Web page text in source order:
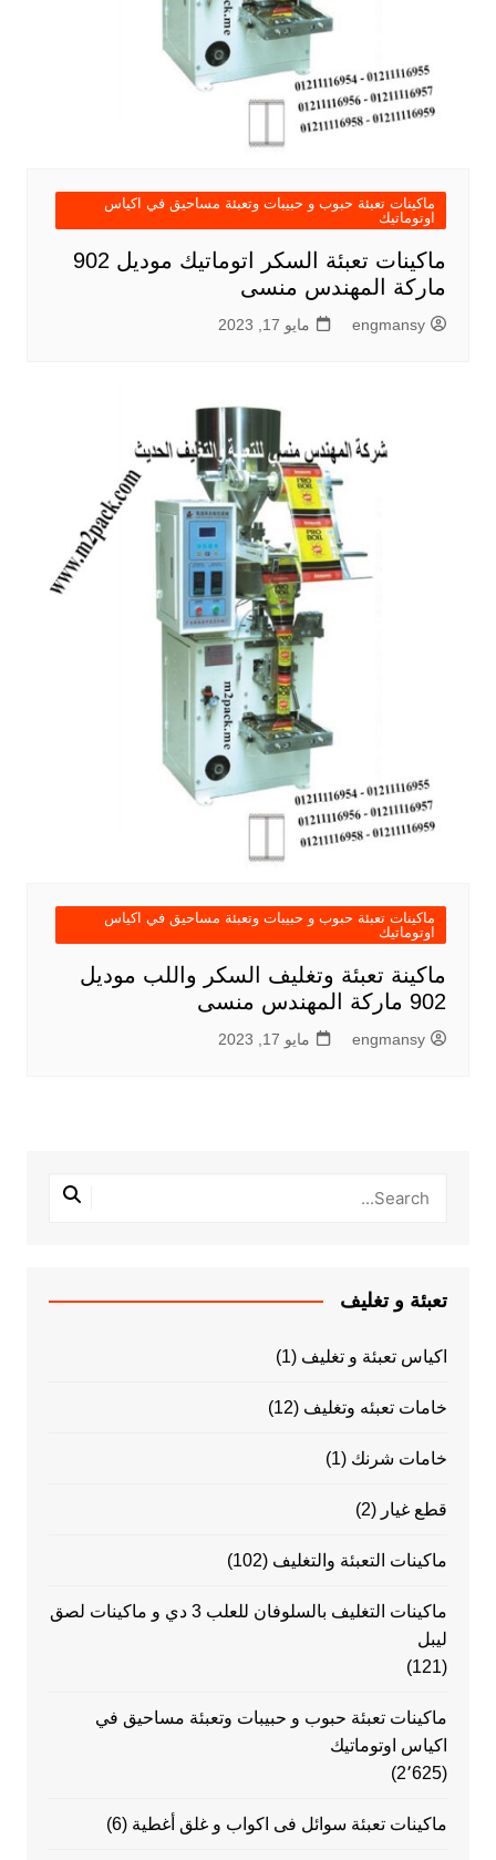
ماكينات تعبئة حبوب و حبيبات وتعبئة مساحيق في اكياس
اوتوماتيك
ماكينات تعبئة السكر اتوماتيك موديل 902
ماركة المهندس منسى
engmansy مايو 17, 2023
ماكينات تعبئة حبوب و حبيبات وتعبئة مساحيق في اكياس
اوتوماتيك
ماكينة تعبئة وتغليف السكر واللب موديل
902 ماركة المهندس منسى
engmansy مايو 17, 2023
تعبئة و تغليف
اكياس تعبئة و تغليف (1)
خامات تعبئه وتغليف (12)
خامات شرنك (1)
قطع غيار (2)
ماكينات التعبئة والتغليف (102)
ماكينات التغليف بالسلوفان للعلب 3 دي و ماكينات لصق
ليبل
(121)
ماكينات تعبئة حبوب و حبيبات وتعبئة مساحيق في
اكياس اوتوماتيك
(2٬625)
ماكينات تعبئة سوائل فى اكواب و غلق أغطية (6)